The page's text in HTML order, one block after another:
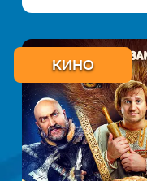
КИНО